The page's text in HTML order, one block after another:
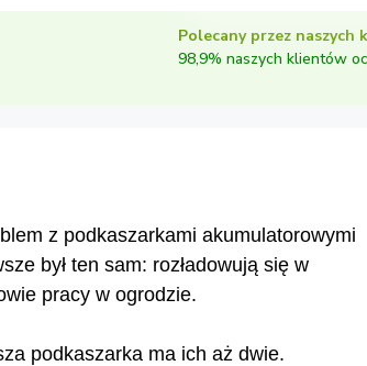
Polecany przez naszych
98,9% naszych klientów
z podkaszarkami akumulatorowymi
był ten sam: rozładowują się w
pracy w ogrodzie.
podkaszarka ma ich aż dwie.